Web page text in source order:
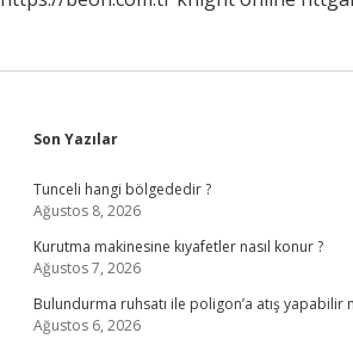
Sidebar
Son Yazılar
Tunceli hangi bölgededir ?
Ağustos 8, 2026
Kurutma makinesine kıyafetler nasıl konur ?
Ağustos 7, 2026
Bulundurma ruhsatı ile poligon’a atış yapabilir
Ağustos 6, 2026